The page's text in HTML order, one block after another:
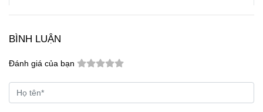
BÌNH LUẬN
Đánh giá của bạn